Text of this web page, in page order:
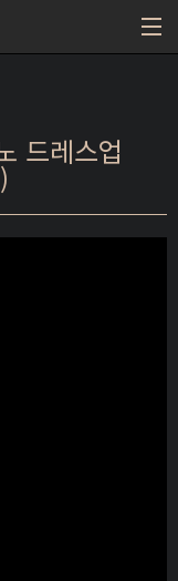
드레스업